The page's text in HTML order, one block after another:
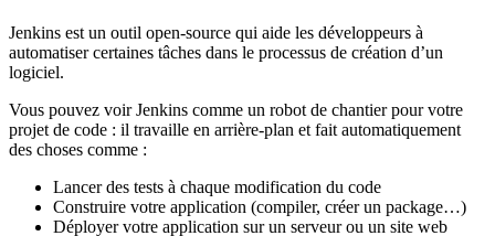
Jenkins est un outil open-source qui aide les développeurs à
automatiser certaines tâches dans le processus de création d’un
logiciel.
Vous pouvez voir Jenkins comme un robot de chantier pour votre
projet de code : il travaille en arrière-plan et fait automatiquement
des choses comme :
Lancer des tests à chaque modification du code
Construire votre application (compiler, créer un package…)
Déployer votre application sur un serveur ou un site web